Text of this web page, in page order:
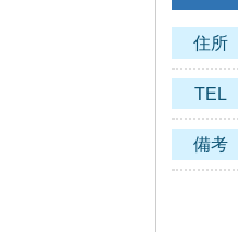
住所
TEL
備考